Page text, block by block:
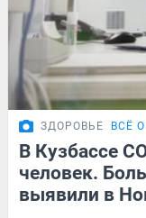
ЗДОРОВЬЕ ВСЁ
В Кузбассе
человек.
выявили в